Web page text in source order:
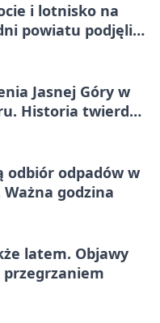
i lotnisko na
powiatu podjęli
Jasnej Góry w
Historia twierdzy
odbiór odpadów w
godzina
latem. Objawy
przegrzaniem